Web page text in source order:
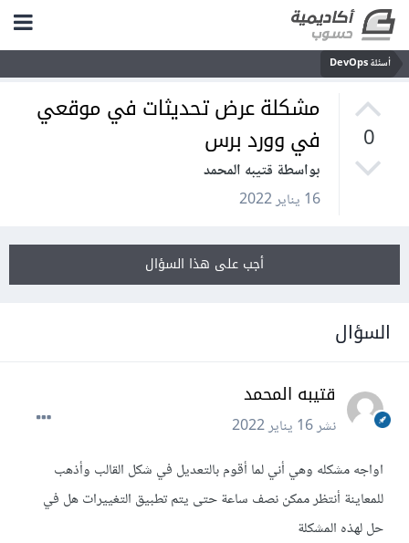
أسئلة DevOps
0
مشكلة عرض تحديثات في موقعي
في وورد برس
بواسطة قتيبه المحمد
16 يناير 2022
أجب على هذا السؤال
السؤال
قتيبه المحمد
نشر16 يناير 2022
اواجه مشكله وهي أني لما أقوم بالتعديل في شكل القالب وأذهب
للمعاينة أنتظر ممكن نصف ساعة حتى يتم تطبيق التغييرات هل في
حل لهذه المشكلة